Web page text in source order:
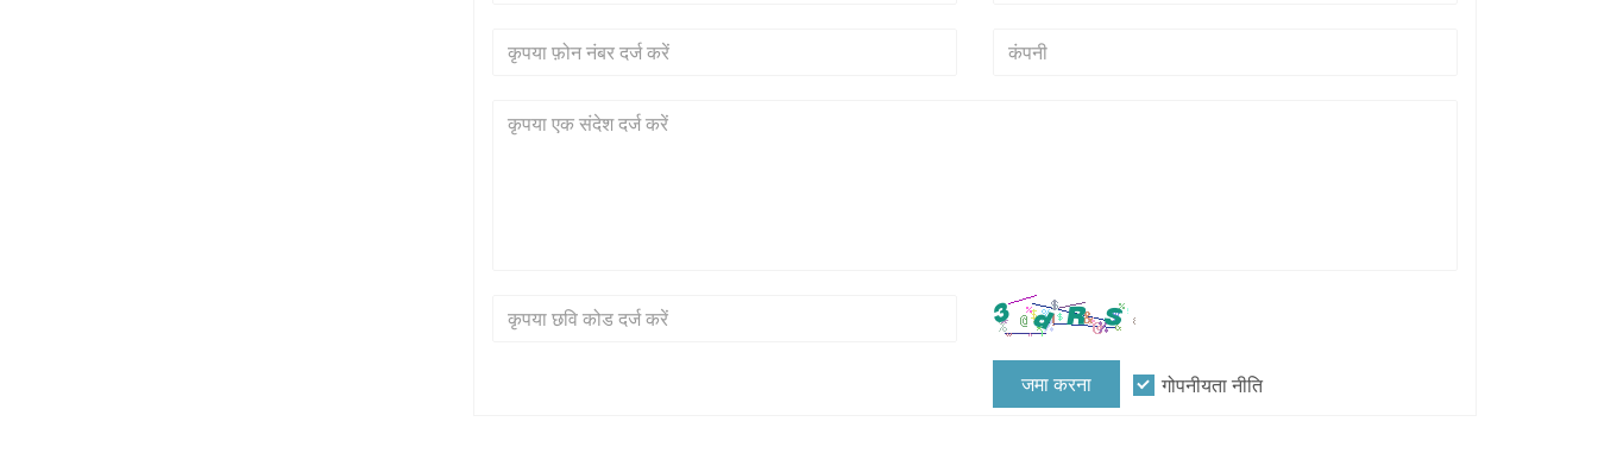
जमा करना गोपनीयता नीति